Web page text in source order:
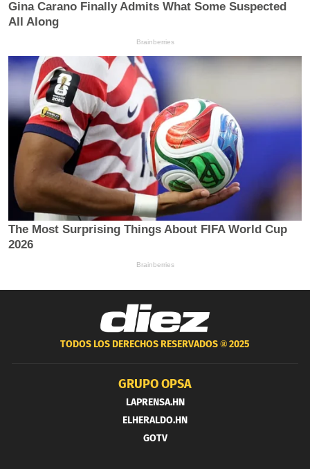
TODOS LOS DERECHOS RESERVADOS ®2025
GRUPO OPSA
LAPRENSA.HN
ELHERALDO.HN
GOTV